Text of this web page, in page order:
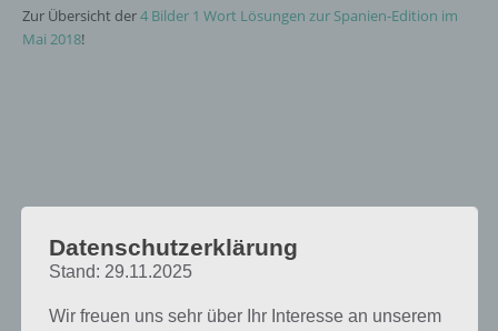
Zur Übersicht der4 Bilder 1 Wort Lösungen zur Spanien-Edition im
Mai 2018!
Datenschutzerklärung
Stand: 29.11.2025
Wir freuen uns sehr über Ihr Interesse an unserem